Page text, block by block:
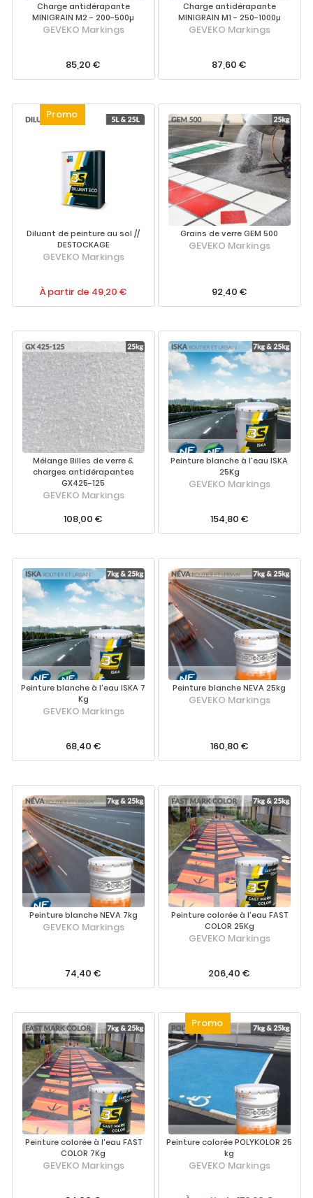
Charge antidérapante
MINIGRAIN M2 - 200-500µ
GEVEKO Markings
85,20 €
Charge antidérapante
MINIGRAIN M1 - 250-1000µ
GEVEKO Markings
87,60 €
Diluant de peinture au sol //
DESTOCKAGE
GEVEKO Markings
À partir de 49,20 €
Grains de verre GEM 500
GEVEKO Markings
92,40 €
Mélange Billes de verre &
charges antidérapantes
GX425-125
GEVEKO Markings
108,00 €
Peinture blanche à l'eau ISKA
25Kg
GEVEKO Markings
154,80 €
Peinture blanche à l'eau ISKA 7
Kg
GEVEKO Markings
68,40 €
Peinture blanche NEVA 25kg
GEVEKO Markings
160,80 €
Peinture blanche NEVA 7kg
GEVEKO Markings
74,40 €
Peinture colorée à l'eau FAST
COLOR 25Kg
GEVEKO Markings
206,40 €
Peinture colorée à l'eau FAST
COLOR 7Kg
GEVEKO Markings
Peinture colorée POLYKOLOR 25
kg
GEVEKO Markings